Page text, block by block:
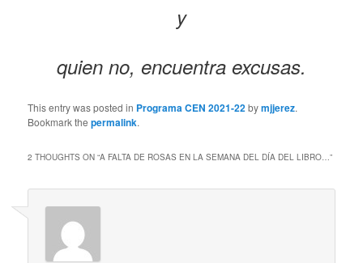
y
quien no, encuentra excusas.
This entry was posted in Programa CEN 2021-22bymjjerez.
Bookmark thepermalink.
2 THOUGHTS ON “A FALTA DE ROSAS EN LA SEMANA DEL DÍA DEL LIBRO…”